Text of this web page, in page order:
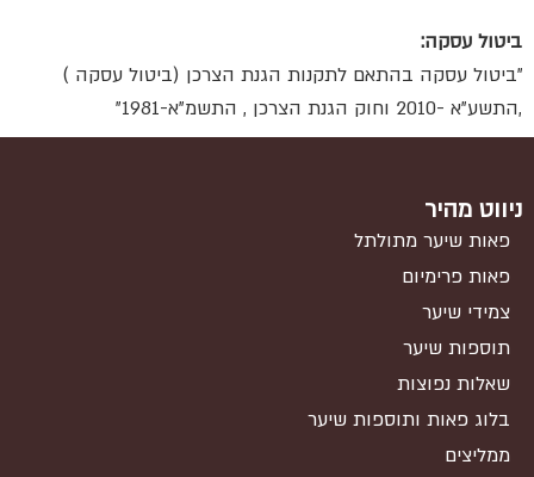
ביטול עסקה:
"ביטול עסקה בהתאם לתקנות הגנת הצרכן (ביטול עסקה )
,התשע"א -2010 וחוק הגנת הצרכן , התשמ"א-1981"
ניווט מהיר
פאות שיער מתולתל
פאות פרימיום
צמידי שיער
תוספות שיער
שאלות נפוצות
בלוג פאות ותוספות שיער
ממליצים